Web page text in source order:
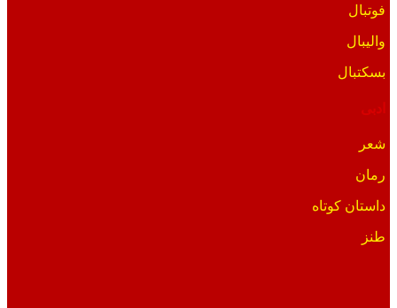
فوتبال
والیبال
بسکتبال
ادبی
شعر
رمان
داستان کوتاه
طنز